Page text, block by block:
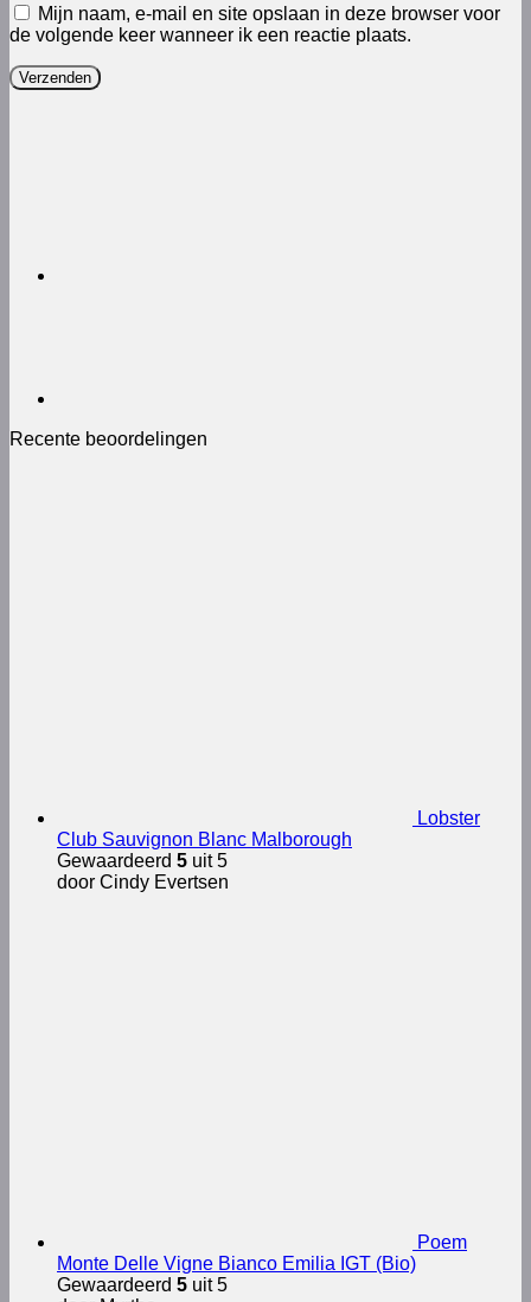
Mijn naam, e-mail en site opslaan in deze browser voor
de volgende keer wanneer ik een reactie plaats.
Recente beoordelingen
Lobster
Club Sauvignon Blanc Malborough
Gewaardeerd 5 uit 5
door Cindy Evertsen
Poem
Monte Delle Vigne Bianco Emilia IGT (Bio)
Gewaardeerd 5 uit 5